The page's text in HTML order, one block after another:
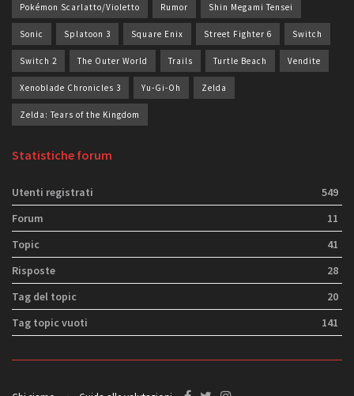
Pokémon Scarlatto/Violetto Rumor Shin Megami Tensei
Sonic Splatoon 3 Square Enix Street Fighter 6 Switch
Switch 2 The Outer World Trails Turtle Beach Vendite
Xenoblade Chronicles 3 Yu-Gi-Oh Zelda
Zelda: Tears of the Kingdom
Statistiche forum
Utenti registrati
549
Forum
11
Topic
41
Risposte
28
Tag del topic
20
Tag topic vuoti
141